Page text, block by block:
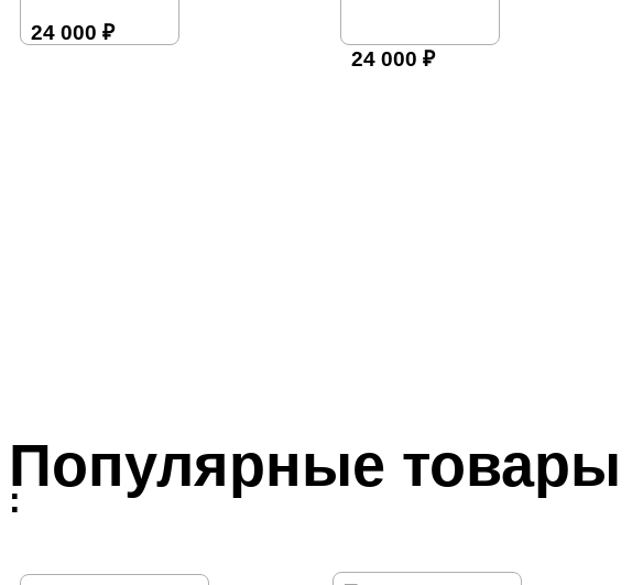
24 000 ₽
24 000 ₽
Популярные товары
: